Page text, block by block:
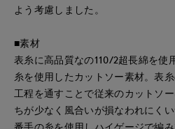
よう考慮しました。
■素材
表糸に高品質なの110/2超長綿を使
糸を使用したカットソー素材。表
工程を通すことで従来のカットソ
ちが少なく風合いが損なわれにく